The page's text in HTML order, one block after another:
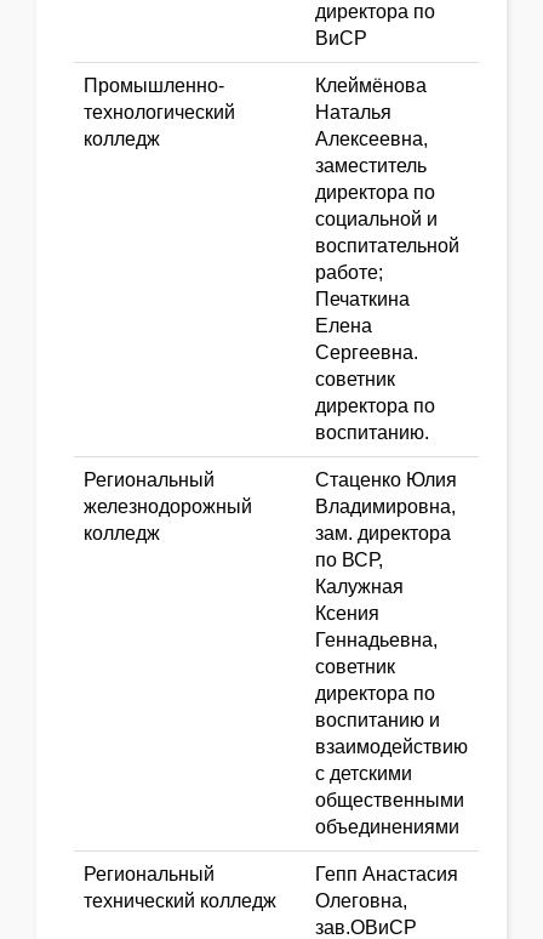
директора по
ВиСР
Промышленно-
технологический
колледж
Клеймёнова
Наталья
Алексеевна,
заместитель
директора по
социальной и
воспитательной
работе;
Печаткина
Елена
Сергеевна.
советник
директора по
воспитанию.
Региональный
железнодорожный
колледж
Стаценко Юлия
Владимировна,
зам. директора
по ВСР,
Калужная
Ксения
Геннадьевна,
советник
директора по
воспитанию и
взаимодействию
с детскими
общественными
объединениями
Региональный
технический колледж
Гепп Анастасия
Олеговна,
зав.ОВиСР